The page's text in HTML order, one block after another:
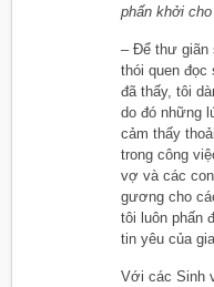
phấn khởi
– Để thư giãn
thói quen đọc
đã thấy, tôi
do đó những
cảm thấy
trong công
vợ và các
gương cho
tôi luôn phấn
tin yêu của
Với các Sinh